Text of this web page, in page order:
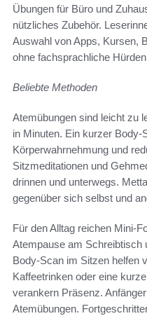
Übungen für Büro und
nützliches Zubehör.
Auswahl von Apps, Kursen,
ohne fachsprachliche
Beliebte Methoden
Atemübungen sind leicht zu
in Minuten. Ein kurzer Body-
Körperwahrnehmung und
Sitzmeditationen und
drinnen und unterwegs.
gegenüber sich selbst und
Für den Alltag reichen Mini-
Atempause am Schreibtisch
Body-Scan im Sitzen helfen
Kaffeetrinken oder eine
verankern Präsenz.
Atemübungen.